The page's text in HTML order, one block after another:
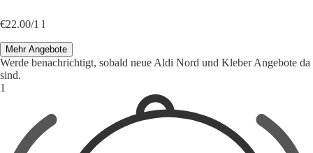
€22.00/1 l
Mehr Angebote
Werde benachrichtigt, sobald neue Aldi Nord und Kleber Angebote da
sind.